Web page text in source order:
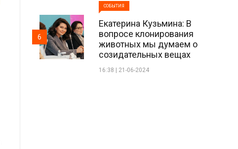
СОБЫТИЯ
Екатерина Кузьмина: В
вопросе клонирования
животных мы думаем о
созидательных вещах
16:38 | 21-06-2024
6